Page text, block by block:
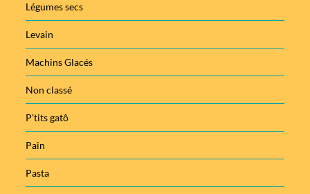
Légumes secs
Levain
Machins Glacés
Non classé
P'tits gatô
Pain
Pasta